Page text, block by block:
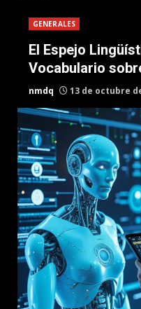
GENERALES
El Espejo
Vocabulario
nmdq 13 de octubre